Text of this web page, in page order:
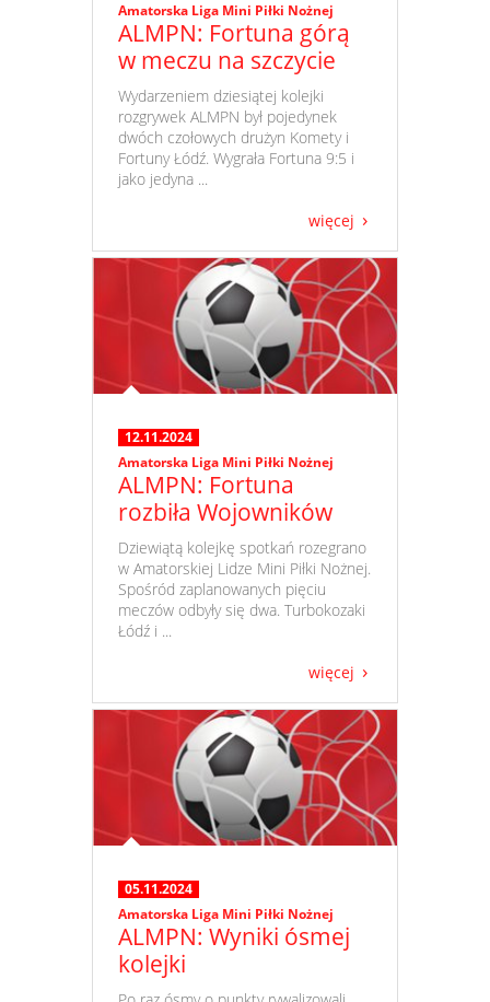
Amatorska Liga Mini Piłki Nożnej
ALMPN: Fortuna górą
w meczu na szczycie
​ Wydarzeniem dziesiątej kolejki
rozgrywek ALMPN był pojedynek
dwóch czołowych drużyn Komety i
Fortuny Łódź. Wygrała Fortuna 9:5 i
jako jedyna ...
więcej
12.11.2024
Amatorska Liga Mini Piłki Nożnej
ALMPN: Fortuna
rozbiła Wojowników
​ Dziewiątą kolejkę spotkań rozegrano
w Amatorskiej Lidze Mini Piłki Nożnej.
Spośród zaplanowanych pięciu
meczów odbyły się dwa. Turbokozaki
Łódź i ...
więcej
05.11.2024
Amatorska Liga Mini Piłki Nożnej
ALMPN: Wyniki ósmej
kolejki